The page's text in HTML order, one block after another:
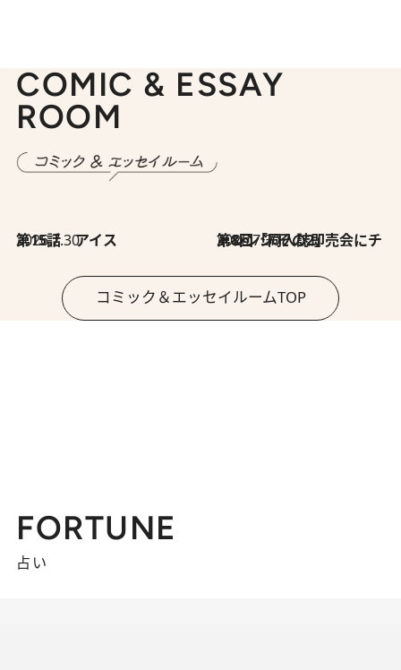
COMIC & ESSAY
ROOM
2026.7.30
第15話 アイス 2026.7.30
第8回「同人誌即売会にチャレンジ その2」
コミック＆エッセイルームTOP
FORTUNE
占い